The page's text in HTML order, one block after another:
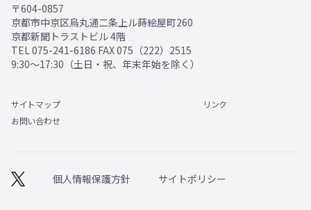
〒604-0857
京都市中京区烏丸通二条上ル蒔絵屋町260
京都新聞トラストビル 4階
TEL 075-241-6186 FAX 075（222）2515
9:30～17:30（土日・祝、年末年始を除く）
サイトマップ
リンク
お問い合わせ
個人情報保護方針 サイトポリシー